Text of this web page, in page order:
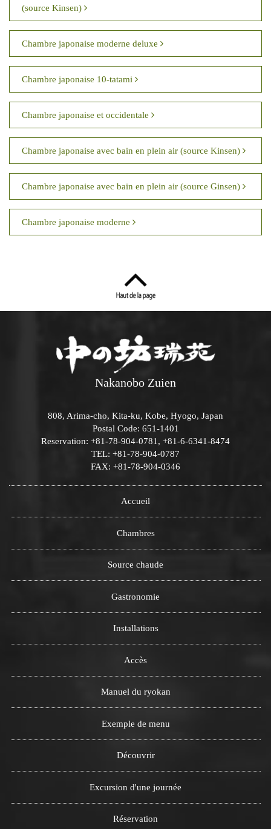
(source Kinsen)
Chambre japonaise moderne deluxe
Chambre japonaise 10-tatami
Chambre japonaise et occidentale
Chambre japonaise avec bain en plein air (source Kinsen)
Chambre japonaise avec bain en plein air (source Ginsen)
Chambre japonaise moderne
Nakanobo Zuien
808, Arima-cho, Kita-ku, Kobe, Hyogo, Japan
Postal Code: 651-1401
Reservation: +81-78-904-0781, +81-6-6341-8474
TEL: +81-78-904-0787
FAX: +81-78-904-0346
Accueil
Chambres
Source chaude
Gastronomie
Installations
Accès
Manuel du ryokan
Exemple de menu
Découvrir
Excursion d'une journée
Réservation